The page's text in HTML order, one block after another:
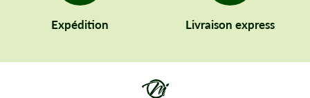
Expédition Livraison express